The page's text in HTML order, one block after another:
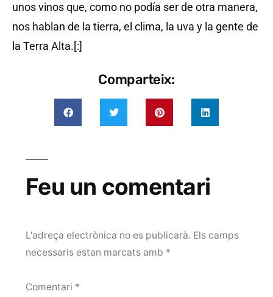
unos vinos que, como no podía ser de otra manera,
nos hablan de la tierra, el clima, la uva y la gente de
la Terra Alta.[:]
Comparteix:
Feu un comentari
L'adreça electrònica no es publicarà. Els camps
necessaris estan marcats amb *
Comentari *